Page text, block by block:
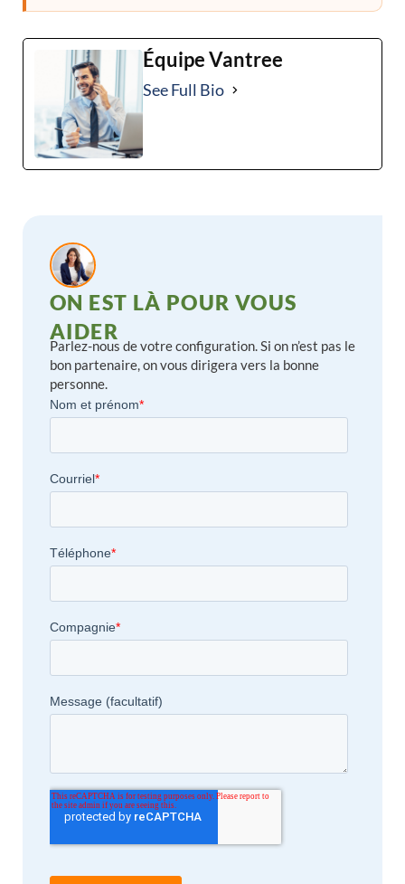
Équipe Vantree
See Full Bio
ON EST LÀ POUR VOUS
AIDER
Parlez-nous de votre configuration. Si on n’est pas le
bon partenaire, on vous dirigera vers la bonne
personne.